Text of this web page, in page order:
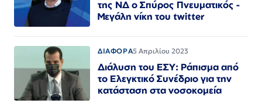
της ΝΔ ο Σπύρος Πνευματικός -
Μεγάλη νίκη του twitter
ΔΙΑΦΟΡΑ5 Απριλίου 2023
Διάλυση του ΕΣΥ: Ράπισμα από
το Ελεγκτικό Συνέδριο για την
κατάσταση στα νοσοκομεία